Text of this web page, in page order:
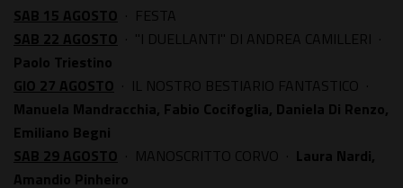
SAB 15 AGOSTO · FESTA
SAB 22 AGOSTO · "I DUELLANTI" DI ANDREA CAMILLERI ·
Paolo Triestino
GIO 27 AGOSTO · IL NOSTRO BESTIARIO FANTASTICO ·
Manuela Mandracchia, Fabio Cocifoglia, Daniela Di Renzo,
Emiliano Begni
SAB 29 AGOSTO · MANOSCRITTO CORVO · Laura Nardi,
Amandio Pinheiro